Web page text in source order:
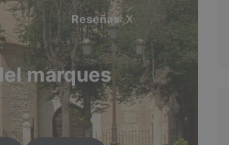
Reseñas: X
marques
Arganda-Infoo/100095551090524/
i/flow/
arganda.info/